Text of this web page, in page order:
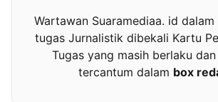
Wartawan Suaramediaa. id dalam
tugas Jurnalistik dibekali Kartu
Tugas yang masih berlaku
tercantum dalam box